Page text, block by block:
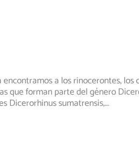
a los rinocerontes, los
que forman parte del género
Dicerorhinus sumatrensis,...